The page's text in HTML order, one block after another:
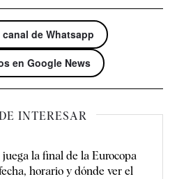
canal de Whatsapp
en Google News
INTERESAR
la final de la Eurocopa
horario y dónde ver el